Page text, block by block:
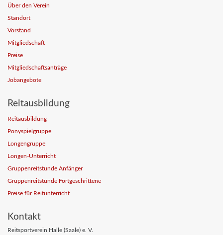
Über den Verein
Standort
Vorstand
Mitgliedschaft
Preise
Mitgliedschaftsanträge
Jobangebote
Reitausbildung
Reitausbildung
Ponyspielgruppe
Longengruppe
Longen-Unterricht
Gruppenreitstunde Anfänger
Gruppenreitstunde Fortgeschrittene
Preise für Reitunterricht
Kontakt
Reitsportverein Halle (Saale) e. V.